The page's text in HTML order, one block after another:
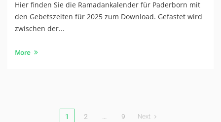
Hier finden Sie die Ramadankalender für Paderborn mit
den Gebetszeiten für 2025 zum Download. Gefastet wird
zwischen der...
More
1 2 … 9 Next